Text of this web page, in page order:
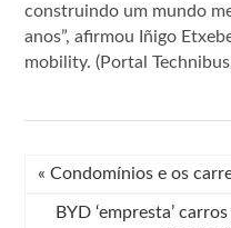
construindo um mundo
anos”, afirmou Iñigo
mobility. (Portal
« Condomínios e os
BYD ‘empresta’